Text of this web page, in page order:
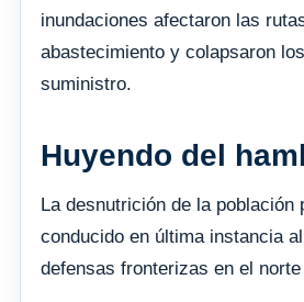
inundaciones afectaron las
abastecimiento y colapsaron
suministro.
Huyendo del
La desnutrición de la población
conducido en última instancia
defensas fronterizas en el